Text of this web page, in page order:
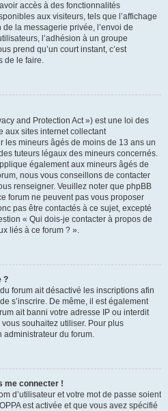
accès à des fonctionnalités
aux visiteurs, tels que l’affichage
la messagerie privée, l’envoi de
l’adhésion à un groupe
prend qu’un court instant, c’est
de le faire.
and Protection Act ») est une loi des
aux sites internet collectant
les mineurs âgés de moins de 13 ans un
tuteurs légaux des mineurs concernés.
également aux mineurs âgés de
nous vous conseillons de contacter
renseigner. Veuillez noter que phpBB
forum ne peuvent pas vous proposer
pas être contactés à ce sujet, excepté
« Qui dois-je contacter à propos de
liés à ce forum ? ».
?
forum ait désactivé les inscriptions afin
s’inscrire. De même, il est également
ait banni votre adresse IP ou interdit
vous souhaitez utiliser. Pour plus
administrateur du forum.
me connecter !
d’utilisateur et votre mot de passe soient
est activée et que vous avez spécifié